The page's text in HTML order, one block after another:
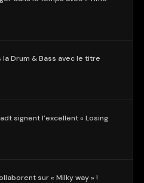
la Drum & Bass avec le titre
signent l’excellent « Losing
sur « Milky way » !